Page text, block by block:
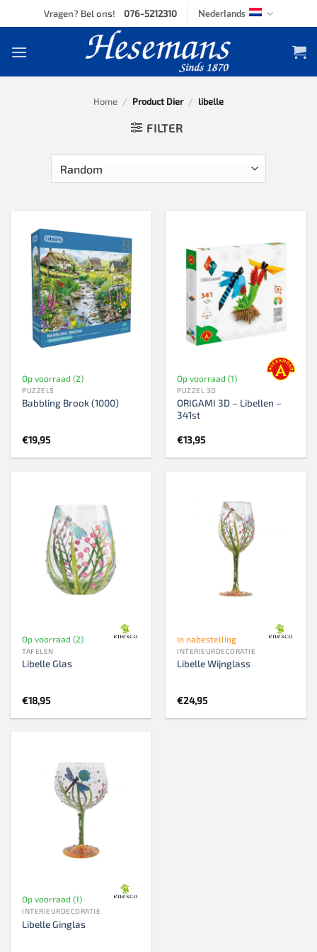
to
Vragen? Bel ons! 076-5212310 Nederlands
Home / Product Dier / libelle
FILTER
Op voorraad (2)
PUZZELS
Babbling Brook (1000)
€19,95
Op voorraad (1)
PUZZEL 3D
ORIGAMI 3D – Libellen –
341st
€13,95
Op voorraad (2)
TAFELEN
Libelle Glas
€18,95
In nabestelling
INTERIEURDECORATIE
Libelle Wijnglass
€24,95
Op voorraad (1)
INTERIEURDECORATIE
Libelle Ginglas